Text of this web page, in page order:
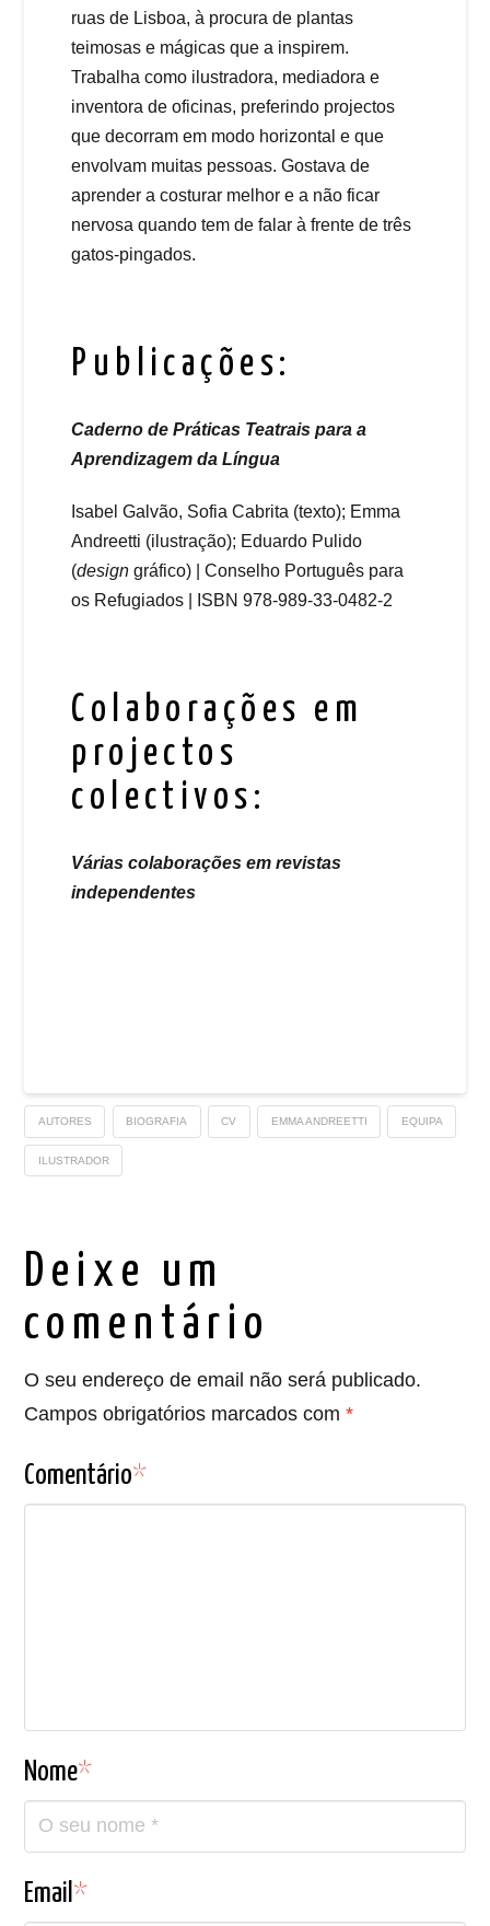
ruas de Lisboa, à procura de plantas
teimosas e mágicas que a inspirem.
Trabalha como ilustradora, mediadora e
inventora de oficinas, preferindo projectos
que decorram em modo horizontal e que
envolvam muitas pessoas. Gostava de
aprender a costurar melhor e a não ficar
nervosa quando tem de falar à frente de três
gatos-pingados.
Publicações:
Caderno de Práticas Teatrais para a
Aprendizagem da Língua
Isabel Galvão, Sofia Cabrita (texto); Emma
Andreetti (ilustração); Eduardo Pulido
(design gráfico) | Conselho Português para
os Refugiados | ISBN 978-989-33-0482-2
Colaborações em
projectos
colectivos:
Várias colaborações em revistas
independentes
AUTORES BIOGRAFIA CV EMMA ANDREETTI EQUIPA
ILUSTRADOR
Deixe um
comentário
O seu endereço de email não será publicado.
Campos obrigatórios marcados com*
Comentário*
Nome*
Email*